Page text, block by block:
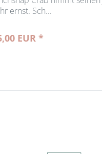
ernst. Sch...
EUR *